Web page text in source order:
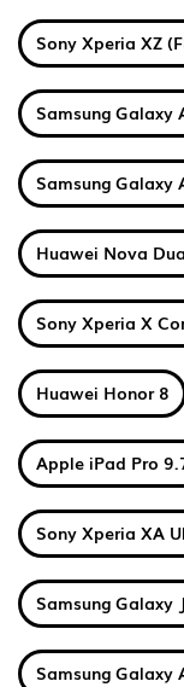
Sony Xperia XZ
Samsung Galaxy
Samsung Galaxy
Huawei Nova
Sony Xperia X
Huawei Honor 8
Apple iPad Pro
Sony Xperia XA
Samsung Galaxy
Samsung Galaxy